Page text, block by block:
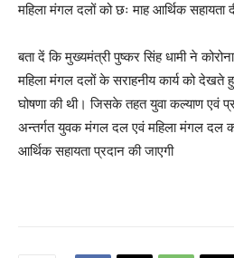
महिला मंगल दलों को छः माह आर्थिक सहायता
बता दें कि मुख्यमंत्री पुष्कर सिंह धामी ने
महिला मंगल दलों के सराहनीय कार्य को देखते
घोषणा की थी। जिसके तहत युवा कल्याण एवं
अन्तर्गत युवक मंगल दल एवं महिला मंगल दल
आर्थिक सहायता प्रदान की जाएगी